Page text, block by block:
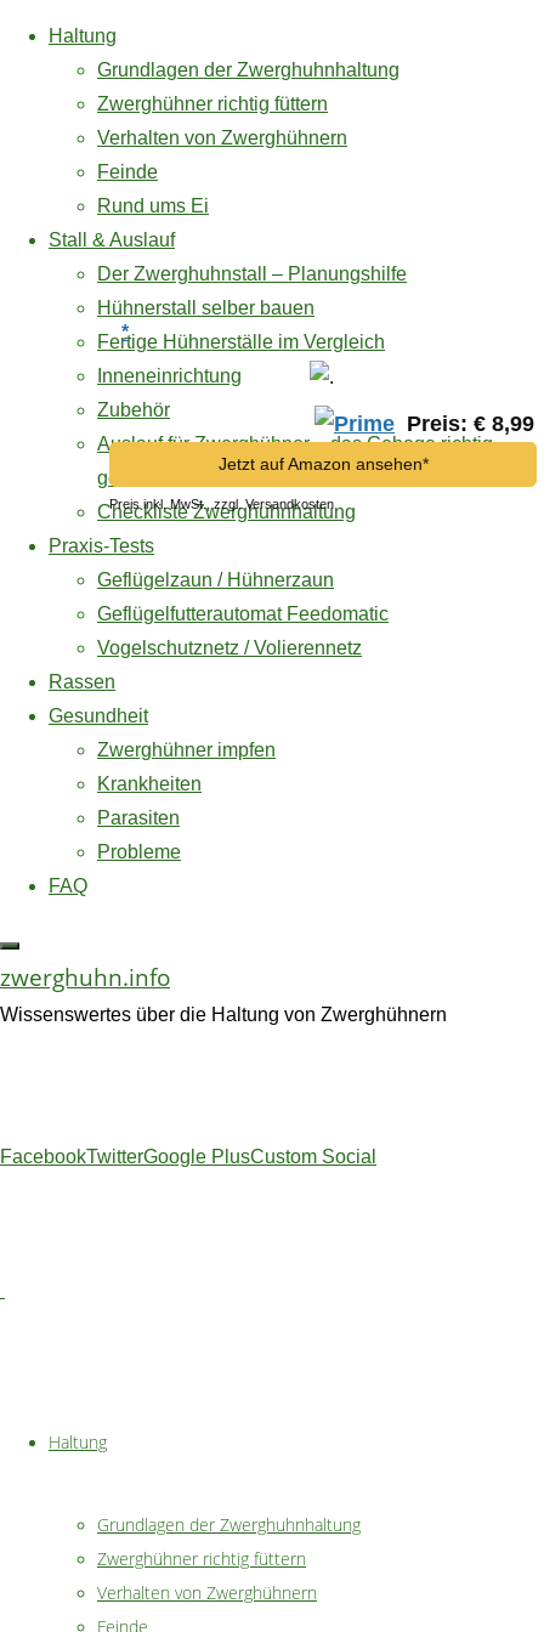
springen
Haltung
Grundlagen der Zwerghuhnhaltung
Zwerghühner richtig füttern
Verhalten von Zwerghühnern
Feinde
Rund ums Ei
Stall & Auslauf
Der Zwerghuhnstall – Planungshilfe
Hühnerstall selber bauen
Fertige Hühnerställe im Vergleich
Inneneinrichtung
Zubehör
Auslauf für Zwerghühner – das Gehege richtig
gestalten
Checkliste Zwerghuhnhaltung
Praxis-Tests
Geflügelzaun / Hühnerzaun
Geflügelfutterautomat Feedomatic
Vogelschutznetz / Volierennetz
Rassen
Gesundheit
Zwerghühner impfen
Krankheiten
Parasiten
Probleme
FAQ
zwerghuhn.info
Wissenswertes über die Haltung von Zwerghühnern
FacebookTwitterGoogle PlusCustom Social
Haltung
Grundlagen der Zwerghuhnhaltung
Zwerghühner richtig füttern
Verhalten von Zwerghühnern
Feinde
Praxis-
Tests
Praxis
Test
Hühnerzubehör
Geflügelzaun
Hühnerzaun
mobil
Feedomatic
*
Preis: € 8,99
Jetzt auf Amazon ansehen*
Preis inkl. MwSt., zzgl. Versandkosten
Zuletzt aktualisiert
* = Affiliate Link / Werbelink
Amazon und das Amazon-Logo sind Warenzeichen von
Amazon.com, Inc. oder eines seiner verbundenen
Unternehmen.